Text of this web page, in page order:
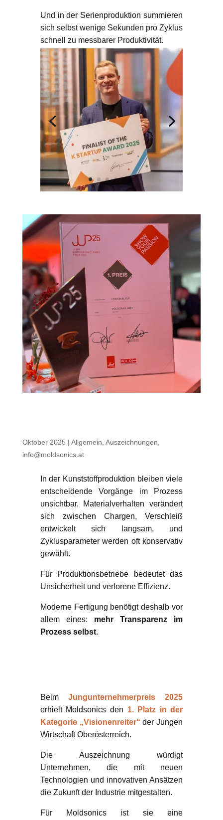
Und in der Serienproduktion summieren
sich selbst wenige Sekunden pro Zyklus
schnell zu messbarer Produktivität.
Oktober 2025 | Allgemein, Auszeichnungen,
info@moldsonics.at
In der Kunststoffproduktion bleiben viele
entscheidende Vorgänge im Prozess
unsichtbar. Materialverhalten verändert
sich zwischen Chargen, Verschleiß
entwickelt sich langsam, und
Zyklusparameter werden oft konservativ
gewählt.
Für Produktionsbetriebe bedeutet das
Unsicherheit und verlorene Effizienz.
Moderne Fertigung benötigt deshalb vor
allem eines: mehr Transparenz im
Prozess selbst.
Beim Jungunternehmerpreis 2025
erhielt Moldsonics den 1. Platz in der
Kategorie „Visionenreiter“ der Jungen
Wirtschaft Oberösterreich.
Die Auszeichnung würdigt
Unternehmen, die mit neuen
Technologien und innovativen Ansätzen
die Zukunft der Industrie mitgestalten.
Für Moldsonics ist sie eine